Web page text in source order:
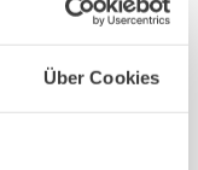
Über Cookies